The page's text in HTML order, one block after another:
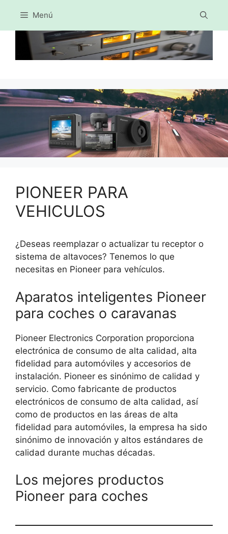
Saltar
al
contenido
Menú
PIONEER PARA
VEHICULOS
¿Deseas reemplazar o actualizar tu receptor o
sistema de altavoces? Tenemos lo que
necesitas en Pioneer para vehículos.
Aparatos inteligentes Pioneer
para coches o caravanas
Pioneer Electronics Corporation proporciona
electrónica de consumo de alta calidad, alta
fidelidad para automóviles y accesorios de
instalación. Pioneer es sinónimo de calidad y
servicio. Como fabricante de productos
electrónicos de consumo de alta calidad, así
como de productos en las áreas de alta
fidelidad para automóviles, la empresa ha sido
sinónimo de innovación y altos estándares de
calidad durante muchas décadas.
Los mejores productos
Pioneer para coches